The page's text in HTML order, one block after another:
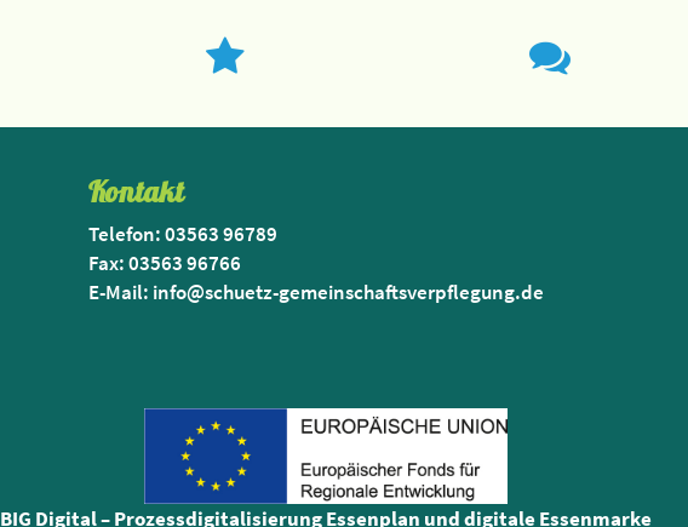
Kontakt
Telefon: 03563 96789
Fax: 03563 96766
E-Mail: info@schuetz-gemeinschaftsverpflegung.de
BIG Digital – Prozessdigitalisierung Essenplan und digitale Essenmarke